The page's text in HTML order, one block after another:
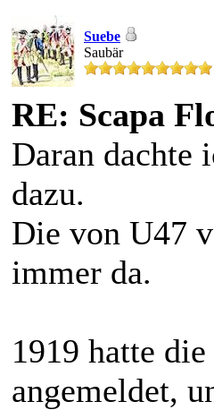
Suebe
Saubär
RE: Scapa
Daran dachte
dazu.
Die von U47
immer da.
1919 hatte
angemeldet,